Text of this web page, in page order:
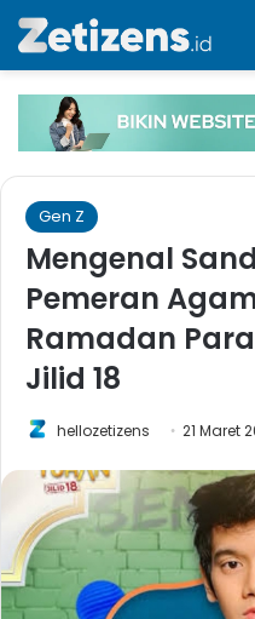
Gen Z
Mengenal
Pemeran
Ramadan
Jilid 18
hellozetizens 21 Maret